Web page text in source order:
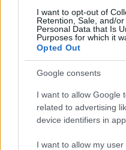
I want to opt-out of
Retention, Sale, and/
Personal Data that Is
Purposes for which it
Opted Out
Google consents
I want to allow Google
related to advertising
device identifiers in
I want to allow my